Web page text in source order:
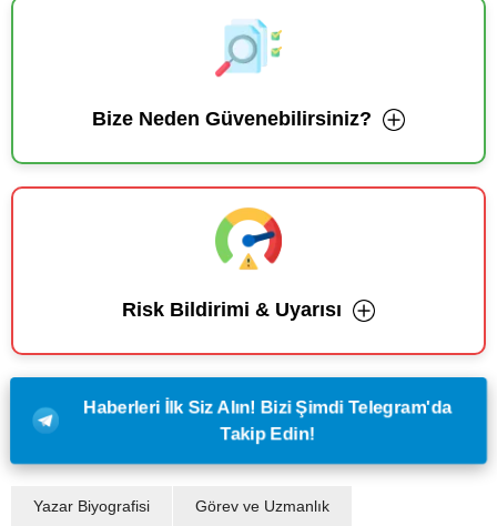
Bize Neden Güvenebilirsiniz?
Risk Bildirimi & Uyarısı
Haberleri İlk Siz Alın! Bizi Şimdi Telegram'da
Takip Edin!
Yazar Biyografisi Görev ve Uzmanlık